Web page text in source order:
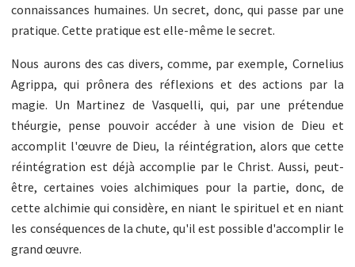
connaissances humaines. Un secret, donc, qui passe par une
pratique. Cette pratique est elle-même le secret.
Nous aurons des cas divers, comme, par exemple, Cornelius
Agrippa, qui prônera des réflexions et des actions par la
magie. Un Martinez de Vasquelli, qui, par une prétendue
théurgie, pense pouvoir accéder à une vision de Dieu et
accomplit l'œuvre de Dieu, la réintégration, alors que cette
réintégration est déjà accomplie par le Christ. Aussi, peut-
être, certaines voies alchimiques pour la partie, donc, de
cette alchimie qui considère, en niant le spirituel et en niant
les conséquences de la chute, qu'il est possible d'accomplir le
grand œuvre.